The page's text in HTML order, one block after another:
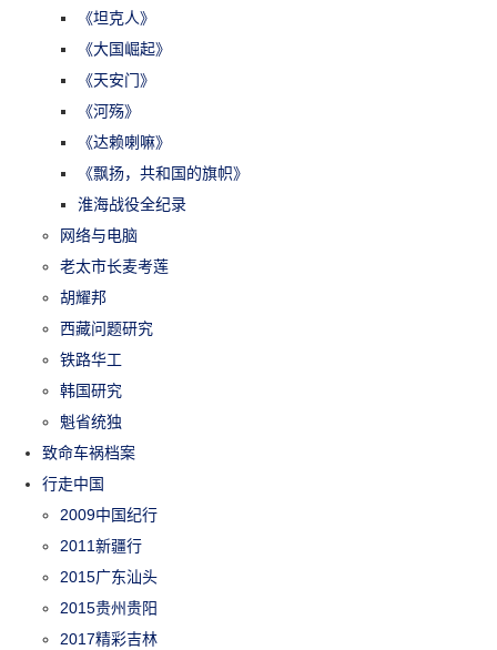
《坦克人》
《大国崛起》
《天安门》
《河殇》
《达赖喇嘛》
《飘扬，共和国的旗帜》
淮海战役全纪录
网络与电脑
老太市长麦考莲
胡耀邦
西藏问题研究
铁路华工
韩国研究
魁省统独
致命车祸档案
行走中国
2009中国纪行
2011新疆行
2015广东汕头
2015贵州贵阳
2017精彩吉林